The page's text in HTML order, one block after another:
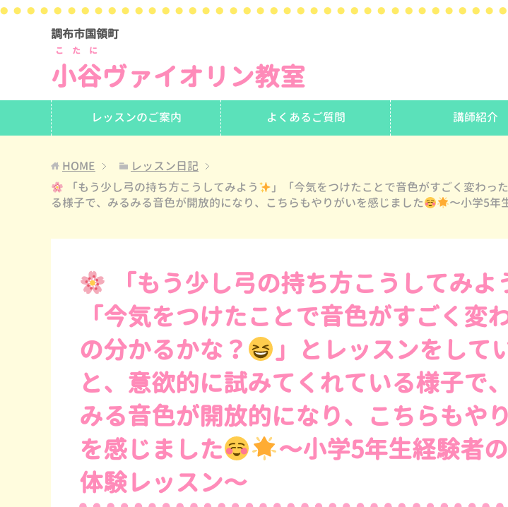
調布市国領町
小谷
こたに
ヴァイオリン教室
レッスンのご案内 よくあるご質問 講師紹介
HOME
レッスン日記
「もう少し弓の持ち方こうしてみよう
」「今気をつけたことで音色がすごく変わっ
る様子で、みるみる音色が開放的になり、こちらもやりがいを感じました
〜小学5年
「もう少し弓の持ち方こうしてみよ
「今気をつけたことで音色がすごく変
の分かるかな？
」とレッスンをして
と、意欲的に試みてくれている様子で
みる音色が開放的になり、こちらもや
を感じました
〜小学5年生経験者
体験レッスン〜